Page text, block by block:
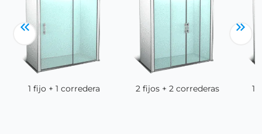
1 fijo + 1 corredera 2 fijos + 2 correderas 1